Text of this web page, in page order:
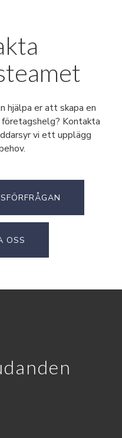
hjälpa er att skapa en
Kontakta
vi ett upplägg
OSS